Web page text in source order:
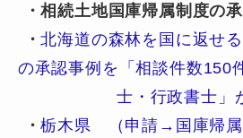
・相続土地国庫帰属制度の
・北海道の森林を国に返せ
の承認事例を「相談件数150
士・行政書士」
・栃木県 （申請→国庫帰